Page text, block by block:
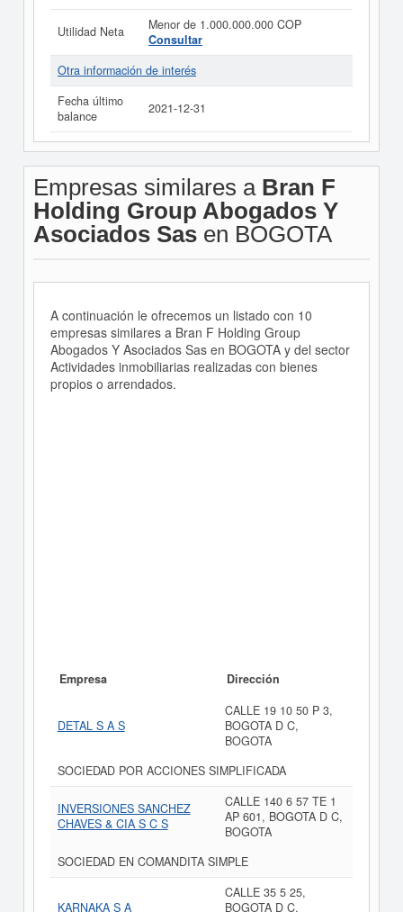
Utilidad Neta
Menor de 1.000.000.000 COP
Consultar
Otra información de interés
Fecha último
balance
2021-12-31
Empresas similares a Bran F
Holding Group Abogados Y
Asociados Sasen BOGOTA
A continuación le ofrecemos un listado con 10
empresas similares a Bran F Holding Group
Abogados Y Asociados Sas en BOGOTA y del sector
Actividades inmobiliarias realizadas con bienes
propios o arrendados.
Empresa Dirección
DETAL S A S
CALLE 19 10 50 P 3,
BOGOTA D C,
BOGOTA
SOCIEDAD POR ACCIONES SIMPLIFICADA
INVERSIONES SANCHEZ
CHAVES & CIA S C S
CALLE 140 6 57 TE 1
AP 601, BOGOTA D C,
BOGOTA
SOCIEDAD EN COMANDITA SIMPLE
KARNAKA S A
CALLE 35 5 25,
BOGOTA D C,